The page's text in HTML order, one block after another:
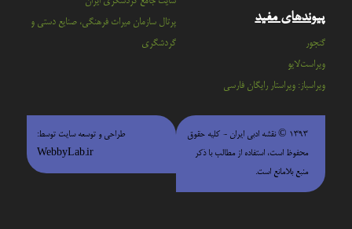
پیوندهای مفید
گنجور
ویراست‌لایو
ویراسباز: ویراستار رایگان فارسی
پرتال سازمان ميراث فرهنگي، صنايع دستي و
گردشگري
۱۳۹۳ © نقشه ادبی ایران - كليه حقوق
محفوظ است، استفاده از مطالب با ذكر
منبع بلامانع است.
طراحی و توسعه سایت توسط:
WebbyLab.ir